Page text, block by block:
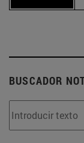
BUSCADOR